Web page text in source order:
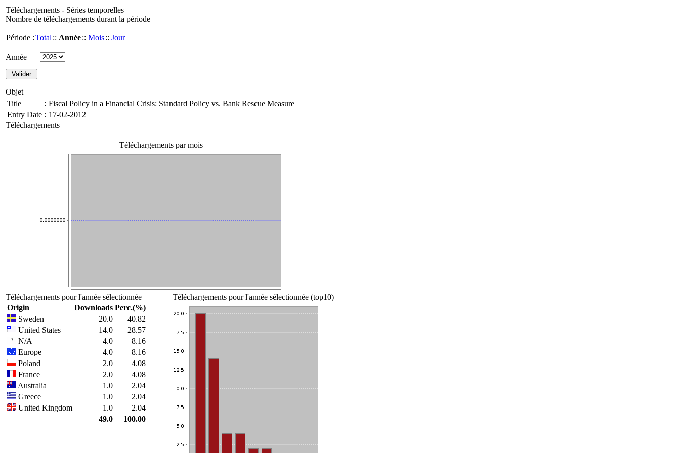
Téléchargements - Séries temporelles
Nombre de téléchargements durant la période
Période :Total :: Année:: Mois:: Jour
Année
Objet
Title
: Fiscal Policy in a Financial Crisis: Standard Policy vs. Bank Rescue Measure
Entry Date : 17-02-2012
Téléchargements
Téléchargements par mois
Téléchargements pour l'année sélectionnée
Origin
Downloads Perc.(%)
Sweden
20.0
40.82
United States
14.0
28.57
N/A
4.0
8.16
Europe
4.0
8.16
Poland
2.0
4.08
France
2.0
4.08
Australia
1.0
2.04
Greece
1.0
2.04
United Kingdom
1.0
2.04
49.0
100.00
Téléchargements pour l'année sélectionnée (top10)